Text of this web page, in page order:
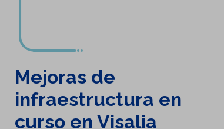
Mejoras de
infraestructura en
curso en​​​​​​​ Visalia